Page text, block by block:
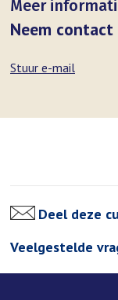
Meer
Neem
Stuur e-mail
Deel deze
Veelgestelde